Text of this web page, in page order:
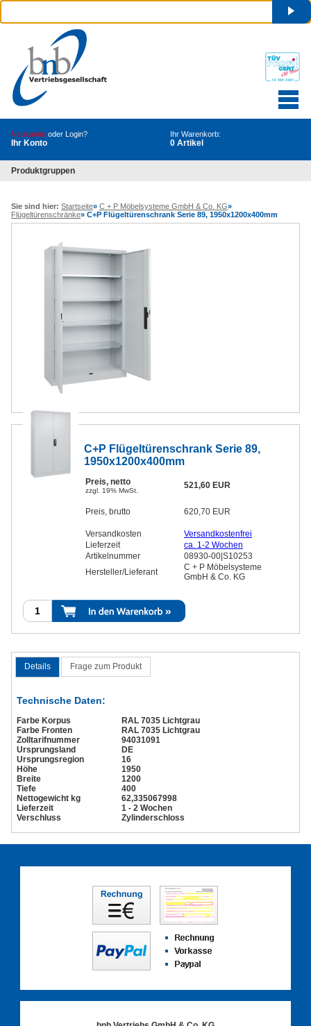
Neukunde oder Login?
Ihr Konto
Ihr Warenkorb:
0 Artikel
Produktgruppen
Sie sind hier: Startseite» C + P Möbelsysteme GmbH & Co. KG»
Flügeltürenschränke» C+P Flügeltürenschrank Serie 89, 1950x1200x400mm
C+P Flügeltürenschrank Serie 89,
1950x1200x400mm
Preis, netto
zzgl. 19% MwSt.
521,60 EUR
Preis, brutto 620,70 EUR
Versandkosten
Versandkostenfrei
Lieferzeit
ca. 1-2 Wochen
Artikelnummer
08930-00|S10253
Hersteller/Lieferant
C + P Möbelsysteme
GmbH & Co. KG
Details Frage zum Produkt
Technische Daten:
Farbe Korpus
RAL 7035 Lichtgrau
Farbe Fronten
RAL 7035 Lichtgrau
Zolltarifnummer
94031091
Ursprungsland
DE
Ursprungsregion
16
Höhe
1950
Breite
1200
Tiefe
400
Nettogewicht kg
62,335067998
Lieferzeit
1 - 2 Wochen
Verschluss
Zylinderschloss